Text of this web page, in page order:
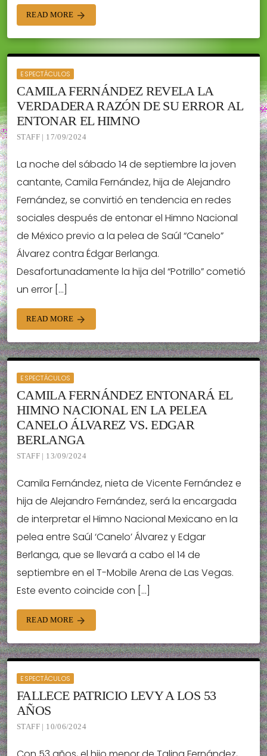
READ MORE arrow_forward
ESPECTÁCULOS
CAMILA FERNÁNDEZ REVELA LA
VERDADERA RAZÓN DE SU ERROR AL
ENTONAR EL HIMNO
STAFF | 17/09/2024
La noche del sábado 14 de septiembre la joven
cantante, Camila Fernández, hija de Alejandro
Fernández, se convirtió en tendencia en redes
sociales después de entonar el Himno Nacional
de México previo a la pelea de Saúl “Canelo”
Álvarez contra Édgar Berlanga.
Desafortunadamente la hija del “Potrillo” cometió
un error […]
READ MORE arrow_forward
ESPECTÁCULOS
CAMILA FERNÁNDEZ ENTONARÁ EL
HIMNO NACIONAL EN LA PELEA
CANELO ÁLVAREZ VS. EDGAR
BERLANGA
STAFF | 13/09/2024
Camila Fernández, nieta de Vicente Fernández e
hija de Alejandro Fernández, será la encargada
de interpretar el Himno Nacional Mexicano en la
pelea entre Saúl ‘Canelo’ Álvarez y Edgar
Berlanga, que se llevará a cabo el 14 de
septiembre en el T-Mobile Arena de Las Vegas.
Este evento coincide con […]
READ MORE arrow_forward
ESPECTÁCULOS
FALLECE PATRICIO LEVY A LOS 53
AÑOS
STAFF | 10/06/2024